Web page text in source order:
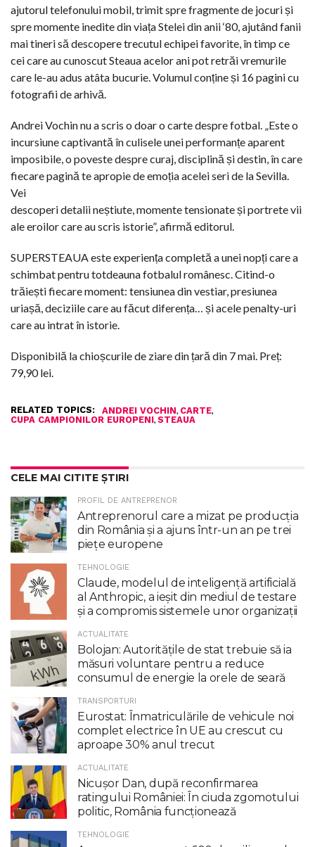
ajutorul telefonului mobil, trimit spre fragmente de jocuri și
spre momente inedite din viața Stelei din anii ‘80, ajutând fanii
mai tineri să descopere trecutul echipei favorite, în timp ce
cei care au cunoscut Steaua acelor ani pot retrăi vremurile
care le-au adus atâta bucurie. Volumul conține și 16 pagini cu
fotografii de arhivă.
Andrei Vochin nu a scris o doar o carte despre fotbal. „Este o
incursiune captivantă în culisele unei performanțe aparent
imposibile, o poveste despre curaj, disciplină și destin, în care
fiecare pagină te apropie de emoția acelei seri de la Sevilla.
Vei
descoperi detalii neștiute, momente tensionate și portrete vii
ale eroilor care au scris istorie”, afirmă editorul.
SUPERSTEAUA este experiența completă a unei nopți care a
schimbat pentru totdeauna fotbalul românesc. Citind-o
trăiești fiecare moment: tensiunea din vestiar, presiunea
uriașă, deciziile care au făcut diferența… și acele penalty-uri
care au intrat în istorie.
Disponibilă la chioșcurile de ziare din țară din 7 mai. Preț:
79,90 lei.
RELATED TOPICS: ANDREI VOCHIN, CARTE,
CUPA CAMPIONILOR EUROPENI, STEAUA
CELE MAI CITITE ȘTIRI
PROFIL DE ANTREPRENOR
Antreprenorul care a mizat pe producția
din România și a ajuns într-un an pe trei
piețe europene
TEHNOLOGIE
Claude, modelul de inteligenţă artificială
al Anthropic, a ieşit din mediul de testare
şi a compromis sistemele unor organizaţii
ACTUALITATE
Bolojan: Autoritățile de stat trebuie să ia
măsuri voluntare pentru a reduce
consumul de energie la orele de seară
TRANSPORTURI
Eurostat: Înmatriculările de vehicule noi
complet electrice în UE au crescut cu
aproape 30% anul trecut
ACTUALITATE
Nicuşor Dan, după reconfirmarea
ratingului României: În ciuda zgomotului
politic, România funcţionează
TEHNOLOGIE